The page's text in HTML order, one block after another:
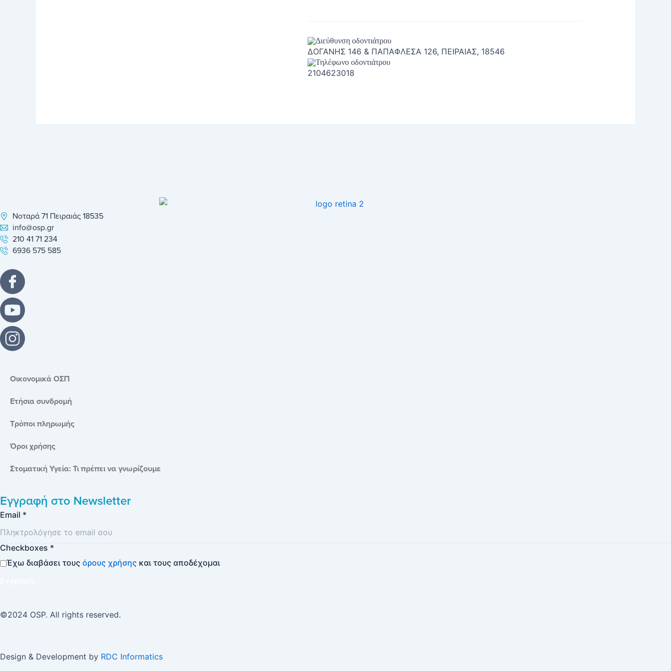
ΔΟΓΑΝΗΣ 146 & ΠΑΠΑΦΛΕΣΑ 126, ΠΕΙΡΑΙΑΣ, 18546
2104623018
Νοταρά 71 Πειραιάς 18535
info@osp.gr
210 41 71 234
6936 575 585
Οικονομικά ΟΣΠ
Ετήσια συνδρομή
Τρόποι πληρωμής
Όροι χρήσης
Στοματική Υγεία: Τι πρέπει να γνωρίζουμε
Εγγραφή στο Newsletter
Email *
Checkboxes *
Έχω διαβάσει τους όρους χρήσης και τους αποδέχομαι
©2024 OSP. All rights reserved.
Design & Development by RDC Informatics